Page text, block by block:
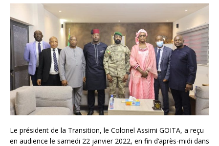
Le président de la Transition, le Colonel Assimi GOITA, a reçu
en audience le samedi 22 janvier 2022, en fin d’après-midi dans